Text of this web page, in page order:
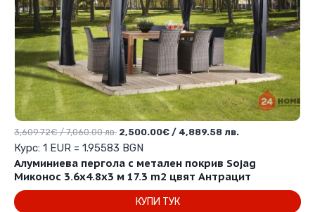
Алуминиева пергола с метален покрив Sojag
Миконос 3.6х4.8х3 м 17.3 m2 цвят Антрацит
3,609.72€/ 7,060.00 лв. Original
price
was:
3,609.72€
/
7,060.00 лв..
2,500.00€ / 4,889.58 лв.Текущата
е:
2,500.00€
/
Курс: 1 EUR = 1.95583 BGN
КУПИ ТУК